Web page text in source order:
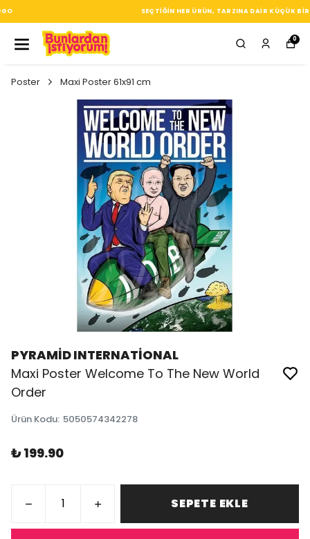
SEÇTIĞIN HER ÜRÜN, TARZINA DAIR KÜÇÜK BIR IMZA
0
Poster Maxi Poster 61x91 cm
PYRAMİD INTERNATİONAL
Maxi Poster Welcome To The New World
Order
Ürün Kodu: 5050574342278
₺ 199.90
SEPETE EKLE